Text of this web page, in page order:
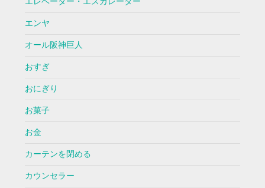
エンヤ
オール阪神巨人
おすぎ
おにぎり
お菓子
お金
カーテンを閉める
カウンセラー